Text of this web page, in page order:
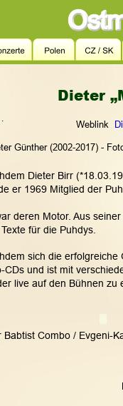
Dieter
Günther (2002-2017) -
.
Dieter Birr
er 1969 Mitglied der
deren Motor. Aus
für die Puhdys.
sich die
CDs und ist mit
live auf den Bühnen zu
Weblink
Combo / Evgeni-